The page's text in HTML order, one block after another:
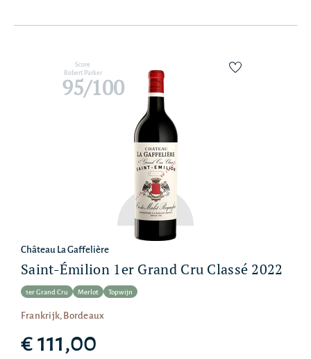
Score
Robert Parker
95/100
Château La Gaffelière
Saint-Émilion 1er Grand Cru Classé 2022
1er Grand Cru Merlot Topwijn
Frankrijk, Bordeaux
€ 111,00